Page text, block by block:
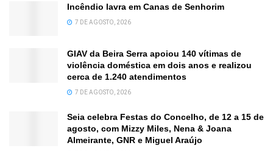
Incêndio lavra em Canas de Senhorim
7 DE AGOSTO, 2026
GIAV da Beira Serra apoiou 140 vítimas de
violência doméstica em dois anos e realizou
cerca de 1.240 atendimentos
7 DE AGOSTO, 2026
Seia celebra Festas do Concelho, de 12 a 15 de
agosto, com Mizzy Miles, Nena & Joana
Almeirante, GNR e Miguel Araújo